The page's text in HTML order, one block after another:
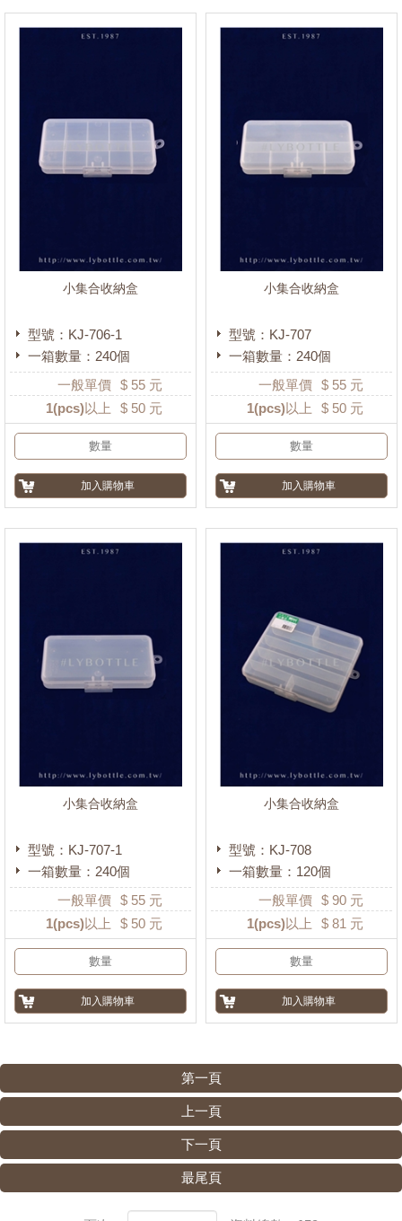
小集合收納盒
型號：KJ-706-1
一箱數量：240個
一般單價 $ 55 元
1(pcs)以上 $ 50 元
小集合收納盒
型號：KJ-707
一箱數量：240個
一般單價 $ 55 元
1(pcs)以上 $ 50 元
小集合收納盒
型號：KJ-707-1
一箱數量：240個
一般單價 $ 55 元
1(pcs)以上 $ 50 元
小集合收納盒
型號：KJ-708
一箱數量：120個
一般單價 $ 90 元
1(pcs)以上 $ 81 元
第一頁
上一頁
下一頁
最尾頁